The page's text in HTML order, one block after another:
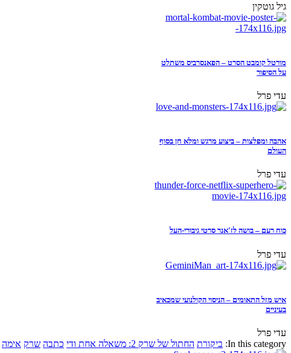
גיל גוטקין
מורטל קומבט הסרט – הפאנסרביס משתלט
על הסיפור
עדי פרל
אהבה ומפלצות – ביצוע מרגש ומלא חן בסוף
העולם
עדי פרל
כוח רעם – בושה לז'אנר סרטי גיבורי-העל
עדי פרל
איש מזל התאומים – הניסוי הקולנועי שמכאיב
בעיניים
עדי פרל
In this category: ביקורת החתול של שרק 2: משאלה אחת ודי כתבה שרק אימה